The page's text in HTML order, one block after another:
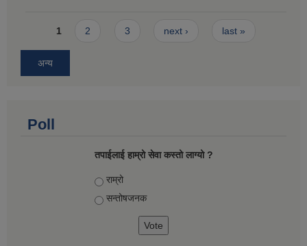
Pages
1 2 3 next › last »
अन्य
Poll
तपाईलाई हाम्रो सेवा कस्तो लाग्यो ?
Choices
राम्रो
सन्तोषज‍नक